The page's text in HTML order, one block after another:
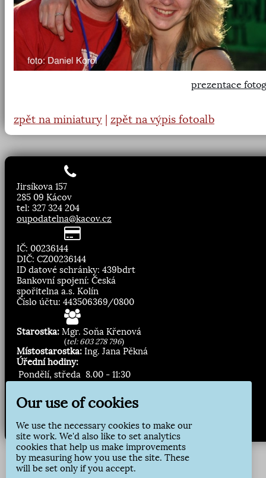
prezentace
zpět na miniatury zpět na výpis fotoalb
Jirsíkova 157
285 09 Kácov
tel: 327 324 204
oupodatelna@kacov.cz
IČ: 00236144
DIČ: CZ00236144
ID datové schránky: 439bdrt
Bankovní spojení: Česká
spořitelna a.s. Kolín
Číslo účtu: 443506369/0800
Starostka: Mgr. Soňa Křenová
(tel: 603 278 796)
Místostarostka: Ing. Jana Pěkná
Úřední hodiny:
Pondělí, středa 8.00 - 11:30
Přihlásit odběr
Our use of cookies
We use the necessary cookies to make our
site work. We'd also like to set analytics
cookies that help us make improvements
by measuring how you use the site. These
will be set only if you accept.